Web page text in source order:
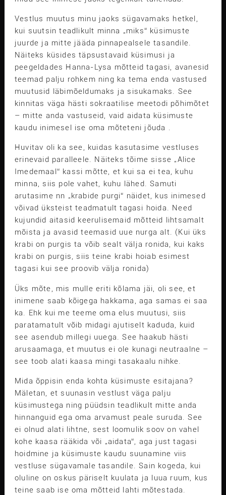
Vestlus muutus minu jaoks sügavamaks hetkel,
kui suutsin teadlikult minna „miks“ küsimuste
juurde ja mitte jääda pinnapealsele tasandile.
Näiteks küsides täpsustavaid küsimusi ja
peegeldades Hanna-Lysa mõtteid tagasi, avanesid
teemad palju rohkem ning ka tema enda vastused
muutusid läbimõeldumaks ja sisukamaks. See
kinnitas väga hästi sokraatilise meetodi põhimõtet
– mitte anda vastuseid, vaid aidata küsimuste
kaudu inimesel ise oma mõteteni jõuda .
Huvitav oli ka see, kuidas kasutasime vestluses
erinevaid paralleele. Näiteks tõime sisse „Alice
Imedemaal“ kassi mõtte, et kui sa ei tea, kuhu
minna, siis pole vahet, kuhu lähed. Samuti
arutasime nn „krabide purgi“ näidet, kus inimesed
võivad üksteist teadmatult tagasi hoida. Need
kujundid aitasid keerulisemaid mõtteid lihtsamalt
mõista ja avasid teemasid uue nurga alt. (Kui üks
krabi on purgis ta võib sealt välja ronida, kui kaks
krabi on purgis, siis teine krabi hoiab esimest
tagasi kui see proovib välja ronida)
Üks mõte, mis mulle eriti kõlama jäi, oli see, et
inimene saab kõigega hakkama, aga samas ei saa
ka. Ehk kui me teeme oma elus muutusi, siis
paratamatult võib midagi ajutiselt kaduda, kuid
see asendub millegi uuega. See haakub hästi
arusaamaga, et muutus ei ole kunagi neutraalne –
see toob alati kaasa mingi tasakaalu nihke.
Mida õppisin enda kohta küsimuste esitajana?
Mäletan, et suunasin vestlust väga palju
küsimustega ning püüdsin teadlikult mitte anda
hinnanguid ega oma arvamust peale suruda. See
ei olnud alati lihtne, sest loomulik soov on vahel
kohe kaasa rääkida või „aidata“, aga just tagasi
hoidmine ja küsimuste kaudu suunamine viis
vestluse sügavamale tasandile. Sain kogeda, kui
oluline on oskus päriselt kuulata ja luua ruum, kus
teine saab ise oma mõtteid lahti mõtestada.